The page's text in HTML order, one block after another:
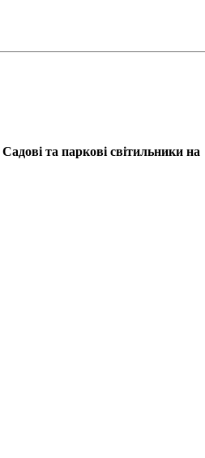
Садові та паркові світильники на